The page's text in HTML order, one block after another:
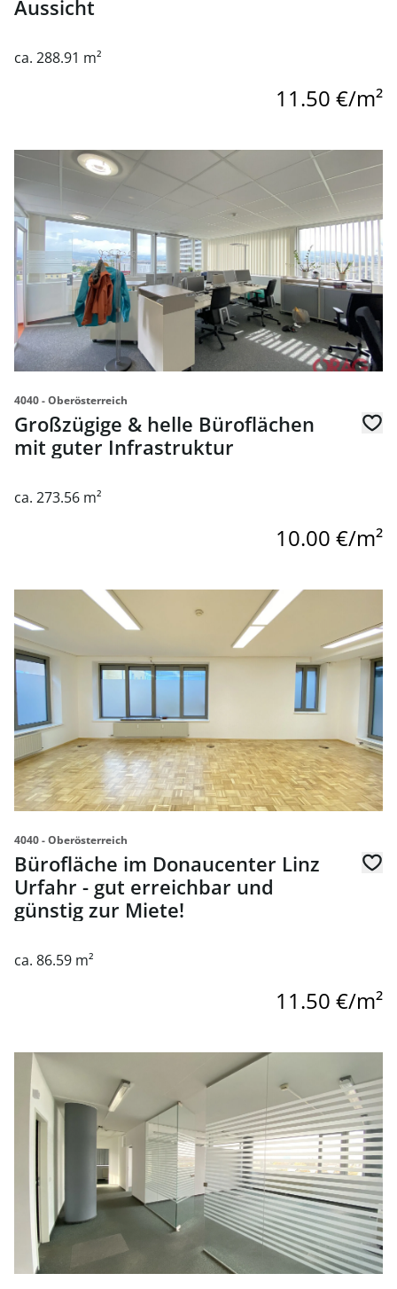
Aussicht
ca. 288.91 m²
11.50 €/m²
link to page Großzügige & helle Büroflächen mit guter
4040 - Oberösterreich
Großzügige & helle Büroflächen
mit guter Infrastruktur
ca. 273.56 m²
10.00 €/m²
link to page Bürofläche im Donaucenter Linz Urfahr -
4040 - Oberösterreich
Bürofläche im Donaucenter Linz
Urfahr - gut erreichbar und
günstig zur Miete!
ca. 86.59 m²
11.50 €/m²
link to page Großzügige & helle Büroflächen nähe Grüne